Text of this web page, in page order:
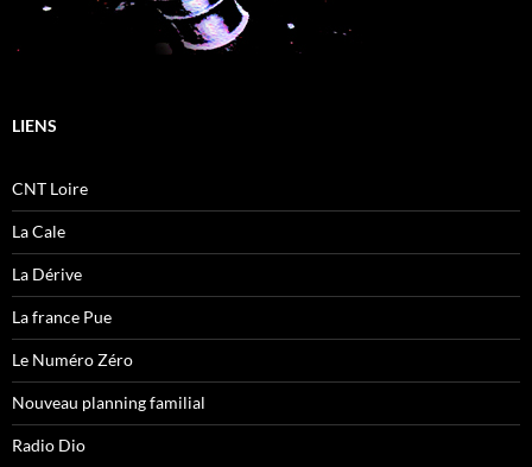
LIENS
CNT Loire
La Cale
La Dérive
La france Pue
Le Numéro Zéro
Nouveau planning familial
Radio Dio